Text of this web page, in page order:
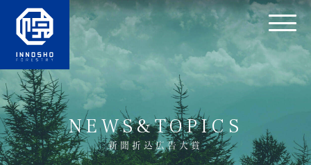
NEWS&TOPICS
新聞折込広告大賞